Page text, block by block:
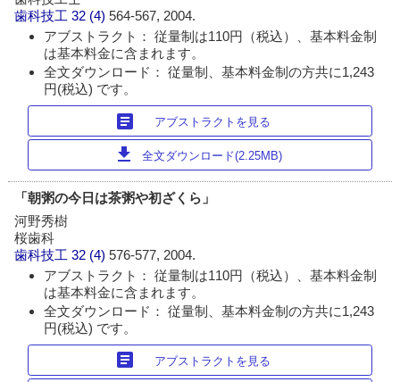
歯科技工 32 (4)564-567, 2004.
アブストラクト： 従量制は110円（税込）、基本料金制
は基本料金に含まれます。
全文ダウンロード： 従量制、基本料金制の方共に1,243
円(税込) です。
article アブストラクトを見る
download 全文ダウンロード(2.25MB)
「朝粥の今日は茶粥や初ざくら」
河野秀樹
桜歯科
歯科技工 32 (4)576-577, 2004.
アブストラクト： 従量制は110円（税込）、基本料金制
は基本料金に含まれます。
全文ダウンロード： 従量制、基本料金制の方共に1,243
円(税込) です。
article アブストラクトを見る